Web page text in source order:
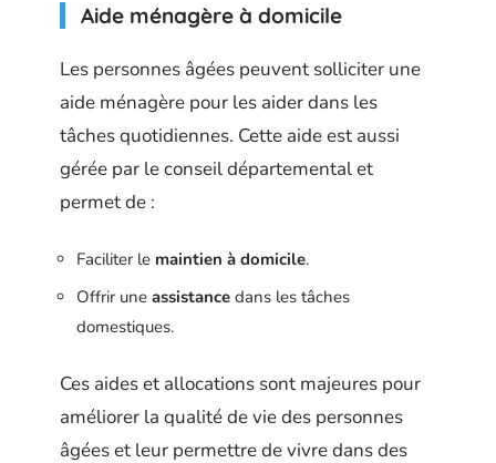
Aide ménagère à domicile
Les personnes âgées peuvent solliciter une
aide ménagère pour les aider dans les
tâches quotidiennes. Cette aide est aussi
gérée par le conseil départemental et
permet de :
Faciliter le maintien à domicile.
Offrir une assistance dans les tâches
domestiques.
Ces aides et allocations sont majeures pour
améliorer la qualité de vie des personnes
âgées et leur permettre de vivre dans des